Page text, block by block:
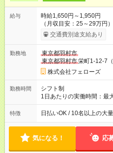
給与
時給1,650円～1,950円
（月収目安：25～29万円） ◎安定した給与で安心！ 長期・フル
タイムで勤務いただける
す。シフトが削られるこ
たいという人もいると思い
ので、お気軽にご相談ください！ ※2ヶ月の試用
す。その間の給与・待遇に変更はあ
用期間あり 試用期間の長
と同じです。
交通費別途支給あり
勤務地
東京都羽村市
東京都羽村市栄町1-12-7
株式会社フェローズ
勤務時間
シフト制
1日あたりの実働時間：最
(1) 10:00～19:00 (2)
いずれも実働8時間・休憩
たい」などあれば相談に
特徴 日払いOK / 10名以上の大
気になる！ 応